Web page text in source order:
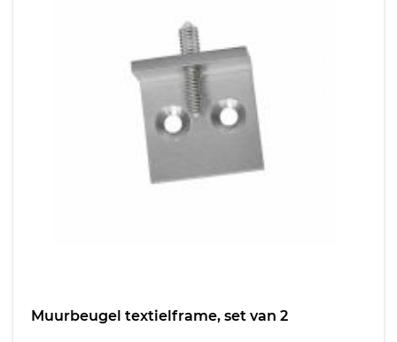
Muurbeugel textielframe, set van 2